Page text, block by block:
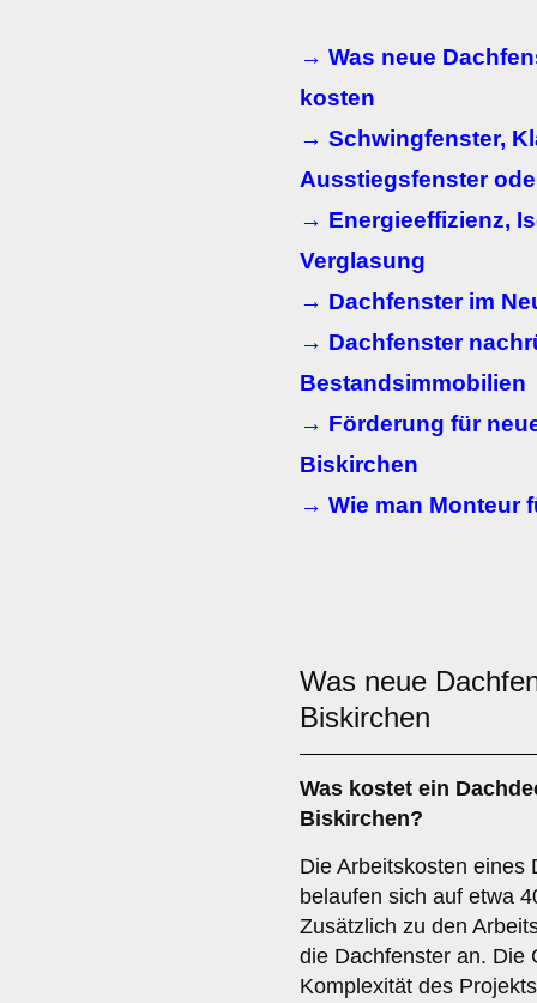
→ Was neue
kosten
→ Schwingfenster,
Ausstiegsfenster
→ Energieeffizienz,
Verglasung
→ Dachfenster im
→ Dachfenster
Bestandsimmobilien
→ Förderung für
Biskirchen
→ Wie man Monteur
Was neue
Biskirchen
Was kostet ein
Biskirchen?
Die Arbeitskosten eines
belaufen sich auf etwa
Zusätzlich zu den
die Dachfenster an. Die
Komplexität des